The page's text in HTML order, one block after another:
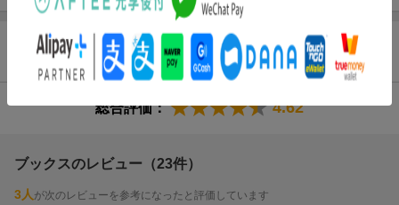
と手間がいります
でもね 子供と一緒に 楽しめたら こんな幸せなことはあり
ませんよ！
本のネーミングに笑えました
ママさん応援しますよ！（にぎりすしさん 60代・京都府 ）
商品レビュー（29件）
総合評価： 4.62
ブックスのレビュー（23件）
3人 が次のレビューを参考になったと評価しています